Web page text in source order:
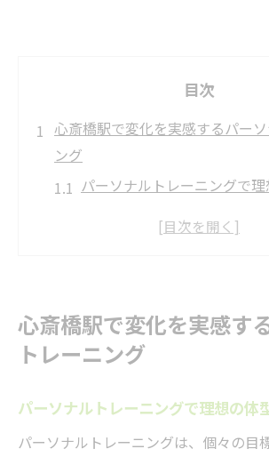
目次
心斎橋駅で変化を実感するパー
ング
パーソナルトレーニングで
心斎橋駅で選ばれる理由と体
訣
パーソナルトレーニングの効
実感できる変化が続くサポ
女性が選ぶパーソナルトレーニ
心斎橋駅で変化を実感す
トレーニング
パーソナルトレーニングで理想の体
パーソナルトレーニングは、個々の目